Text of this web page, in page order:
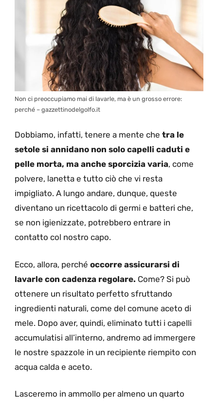
Non ci preoccupiamo mai di lavarle, ma è un grosso errore:
perché – gazzettinodelgolfo.it
Dobbiamo, infatti, tenere a mente che tra le
setole si annidano non solo capelli caduti e
pelle morta, ma anche sporcizia varia, come
polvere, lanetta e tutto ciò che vi resta
impigliato. A lungo andare, dunque, queste
diventano un ricettacolo di germi e batteri che,
se non igienizzate, potrebbero entrare in
contatto col nostro capo.
Ecco, allora, perché occorre assicurarsi di
lavarle con cadenza regolare. Come? Si può
ottenere un risultato perfetto sfruttando
ingredienti naturali, come del comune aceto di
mele. Dopo aver, quindi, eliminato tutti i capelli
accumulatisi all’interno, andremo ad immergere
le nostre spazzole in un recipiente riempito con
acqua calda e aceto.
Lasceremo in ammollo per almeno un quarto